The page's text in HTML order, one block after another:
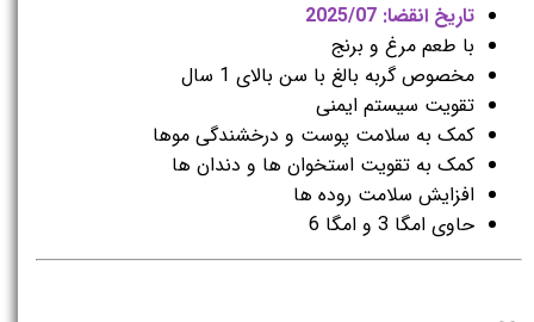
تاریخ انقضا: 2025/07
با طعم مرغ و برنج
مخصوص گربه بالغ با سن بالای 1 سال
تقویت سیستم ایمنی
کمک به سلامت پوست و درخشندگی موها
کمک به تقویت استخوان ها و دندان ها
افزایش سلامت روده ها
حاوی امگا 3 و امگا 6